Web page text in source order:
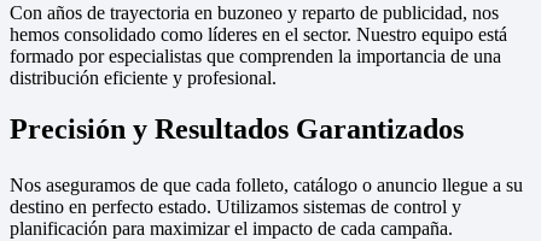
Con años de trayectoria en buzoneo y reparto de publicidad, nos
hemos consolidado como líderes en el sector. Nuestro equipo está
formado por especialistas que comprenden la importancia de una
distribución eficiente y profesional.
Precisión y Resultados Garantizados
Nos aseguramos de que cada folleto, catálogo o anuncio llegue a su
destino en perfecto estado. Utilizamos sistemas de control y
planificación para maximizar el impacto de cada campaña.